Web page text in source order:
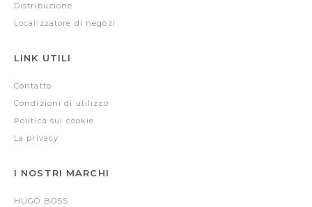
Distribuzione
Localizzatore di negozi
LINK UTILI
Contatto
Condizioni di utilizzo
Politica sui cookie
La privacy
I NOSTRI MARCHI
HUGO BOSS